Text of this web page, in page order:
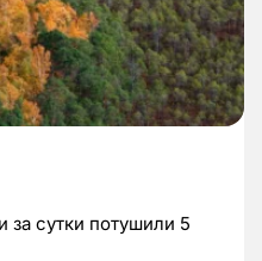
за сутки потушили 5